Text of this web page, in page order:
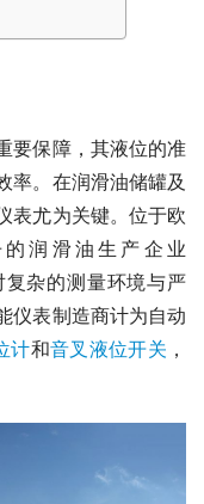
保障，其液位的准
率。在润滑油储罐及
表尤为关键。位于欧
润滑油生产企业
复杂的测量环境与严
仪表制造商计为自动
计和音叉液位开关 ，